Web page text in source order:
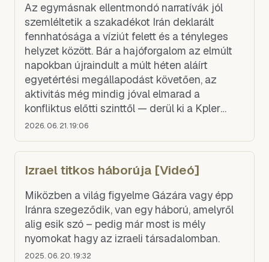
Az egymásnak ellentmondó narratívák jól
szemléltetik a szakadékot Irán deklarált
fennhatósága a víziút felett és a tényleges
helyzet között. Bár a hajóforgalom az elmúlt
napokban újraindult a múlt héten aláírt
egyetértési megállapodást követően, az
aktivitás még mindig jóval elmarad a
konfliktus előtti szinttől — derül ki a Kpler
tengerhajózási elemzőcég adataiból.Ha
csodafegyverét: a vámokat. Az elnök
szokásához híven azzal fenyegetőzött, hogy
vámokat vet ki a szorost használókra, ha 60
napon belül nem születik végleges
megállapodás. Vance várhatóan vasárnap
találkozik iráni tisztviselőkkel, miközben
mindkét fél igyekszik életben tartani a
megállapodás keretrendszerét. A szoros a
2026. 06. 21. 19:06
Izrael titkos háborúja [Videó]
Miközben a világ figyelme Gázára vagy épp
Iránra szegeződik, van egy háború, amelyről
alig esik szó – pedig már most is mély
nyomokat hagy az izraeli társadalomban.
2025. 06. 20. 19:32